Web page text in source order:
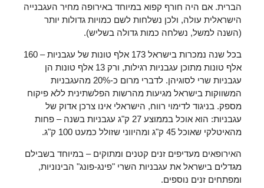
הברית. אם היה חורף קפוא במיוחד באירופה מחיר העגבנייה
הישראלית עולה, ולכן נשלחות לשם כמויות גדולות יותר
(השנה למשל, נשלחה כמות גדולה בשליש).
בכל שנה נמכרות בישראל 173 אלף טונות של עגבניות – 160
אלף טונות מתוכן עגבניות רגילות, ורק 13 אלף טונות הן
עגבניות שרי לסוגיהן. לדברי מרום כ-20% מהעגבניות
המשווקות בישראל מגיעות מהרשות הפלשתינית ללא פיקוח
מספק. בניגוד לדימוי רווח, הישראלי אינו צרכן אדוק של
עגבניות: הוא אוכל בממוצע 27 ק"ג עגבניות בשנה – פחות
מהאיטלקי שאוכל 45 ק"ג ומהיווני שזולל כמעט 100 ק"ג.
האירופאים מעדיפים זנים קטנים ומתוקים – במיוחד בשבילם
מגדלים בישראל את עגבניות השרי "פינג-פונג" הבינוניות,
ומפתחים זנים נוספים.